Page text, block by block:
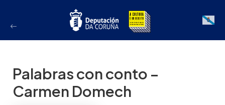
Galician
Palabras con conto –
Carmen Domech